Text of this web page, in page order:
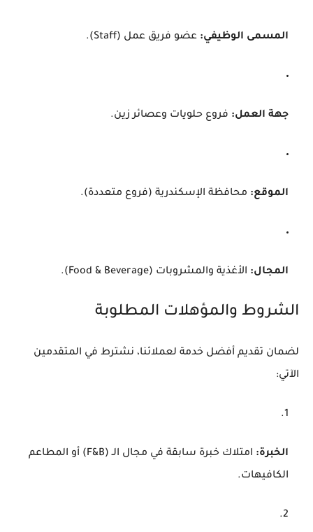
المسمى الوظيفي: عضو فريق عمل (Staff).
جهة العمل: فروع حلويات وعصائر زين.
الموقع: محافظة الإسكندرية (فروع متعددة).
المجال: الأغذية والمشروبات (Food & Beverage).
الشروط والمؤهلات المطلوبة
لضمان تقديم أفضل خدمة لعملائنا، نشترط في المتقدمين
الآتي:
الخبرة:
امتلاك خبرة سابقة في مجال الـ (F&B) أو المطاعم
الكافيهات.